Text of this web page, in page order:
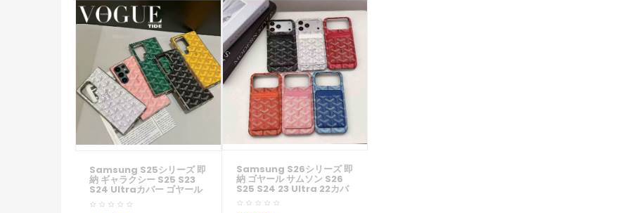
Samsung S25シリーズ 即
納 ギャラクシー S25 S23
S24 Ultraカバー ゴヤール
Goyard メンズレディース
IPhone16 14 15 アイフォン
Samsung S26シリーズ 即
納 ゴヤール サムソン S26
S25 S24 23 Ultra 22カバ
ー ゴヤール シェブロン柄 カ
ードポケットケース